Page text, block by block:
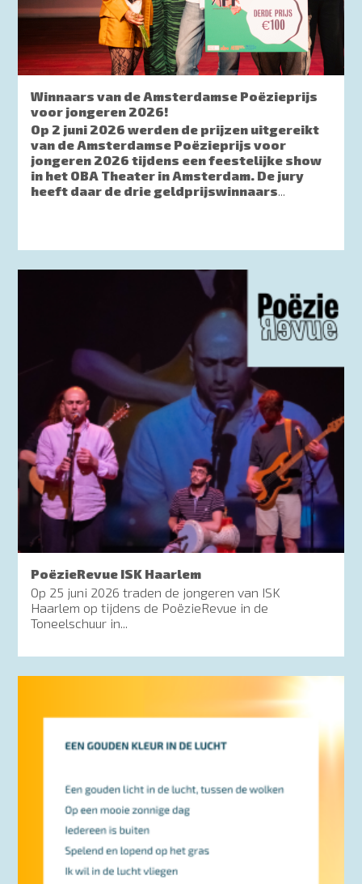
Winnaars van de Amsterdamse Poëzieprijs
voor jongeren 2026!
Op 2 juni 2026 werden de prijzen uitgereikt
van de Amsterdamse Poëzieprijs voor
jongeren 2026 tijdens een feestelijke show
in het OBA Theater in Amsterdam. De jury
heeft daar de drie geldprijswinnaars...
PoëzieRevue ISK Haarlem
Op 25 juni 2026 traden de jongeren van ISK
Haarlem op tijdens de PoëzieRevue in de
Toneelschuur in...